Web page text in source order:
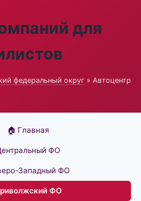
для
федеральный округ » Автоцентр
🏠 Главная
ФО
Западный ФО
ФО